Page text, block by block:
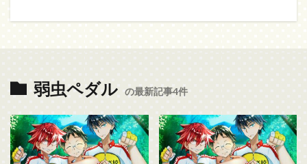
弱虫ペダル の最新記事4件